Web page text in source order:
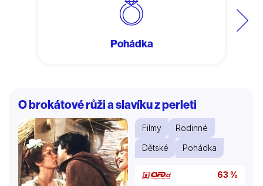
Další
Pohádka
O brokátové růži a slavíku z perleti
Filmy
Rodinné
Dětské
Pohádka
63 %